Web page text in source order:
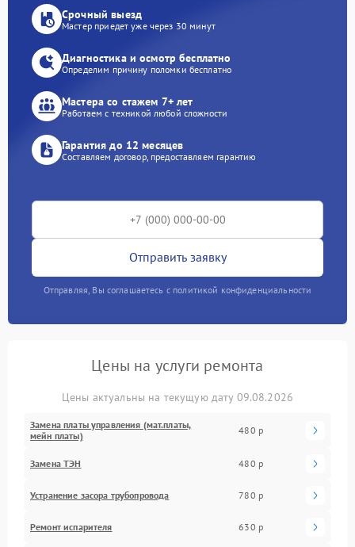
Срочный выезд
Мастер приедет уже через 30 минут
Диагностика и осмотр бесплатно
Определим причину поломки бесплатно
Мастера со стажем 7+ лет
Работаем с техникой любой сложности
Гарантия до 12 месяцев
Составляем договор, предоставляем гарантию
Отправить заявку
Отправляя, Вы соглашаетесь с политикой конфиденциальности
Цены на услуги ремонта
Цены актуальны на текущую дату 09.08.2026
Замена платы управления (мат.платы,
мейн платы)
480 р
Замена ТЭН 480 р
Устранение засора трубопровода 780 р
Ремонт испарителя 630 р